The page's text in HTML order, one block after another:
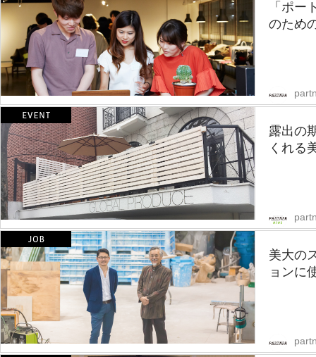
「ポー
のため
露出の
くれる
美大の
ョンに